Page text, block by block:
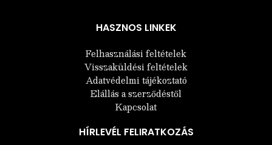
HASZNOS LINKEK
Felhasználási feltételek
Visszaküldési feltételek
Adatvédelmi tájékoztató
Elállás a szerződéstől
Kapcsolat
HÍRLEVÉL FELIRATKOZÁS